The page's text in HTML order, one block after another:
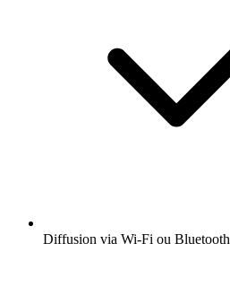
Diffusion via Wi-Fi ou Bluetooth